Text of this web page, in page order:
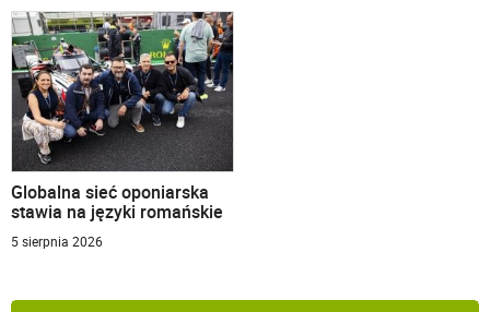
Globalna sieć oponiarska
stawia na języki romańskie
5 sierpnia 2026